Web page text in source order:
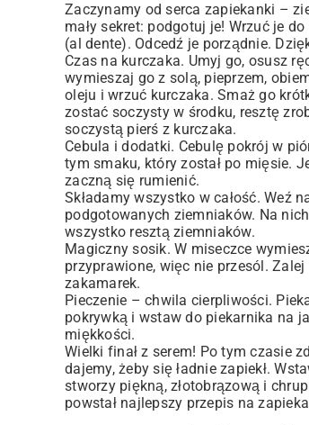
Zaczynamy od serca zapiekanki –
mały sekret: podgotuj je! Wrzuć je
(al dente). Odcedź je porządnie.
Czas na kurczaka. Umyj go, osusz
wymieszaj go z solą, pieprzem,
oleju i wrzuć kurczaka. Smaż go
zostać soczysty w środku, resztę
soczystą pierś z kurczaka.
Cebula i dodatki. Cebulę pokrój w
tym smaku, który został po mięsie.
zaczną się rumienić.
Składamy wszystko w całość. Weź
podgotowanych ziemniaków. Na
wszystko resztą ziemniaków.
Magiczny sosik. W miseczce
przyprawione, więc nie przesól.
zakamarek.
Pieczenie – chwila cierpliwości.
pokrywką i wstaw do piekarnika na
miękkości.
Wielki finał z serem! Po tym czasie
dajemy, żeby się ładnie zapiekł.
stworzy piękną, złotobrązową i
powstał najlepszy przepis na